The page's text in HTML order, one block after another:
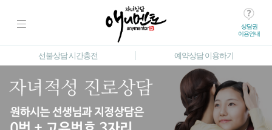
상담권
이용안내
선불상담 시간충전 예약상담 이용하기